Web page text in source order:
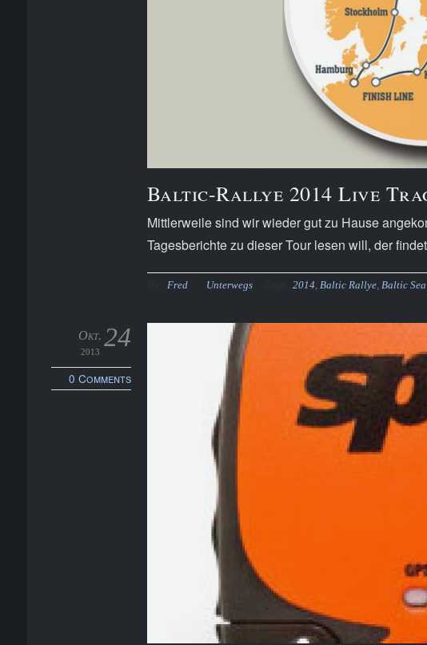
Baltic-Rallye 2014 Live
Mittlerweile sind wir wieder gut zu Hause
Tagesberichte zu dieser Tour lesen will, der
Fred Unterwegs 2014, Baltic Rallye, Baltic
24
Okt.
2013
0 Comments